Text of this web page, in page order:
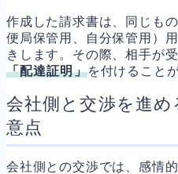
作成した請求書は、同じも
便局保管用、自分保管用）
きします。その際、相手が
「配達証明」を付けること
会社側と交渉を進
意点
会社側との交渉では、感情